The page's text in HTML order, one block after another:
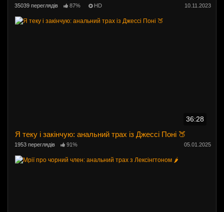
35039 переглядів 87% HD 10.11.2023
36:28
Я теку і закінчую: анальний трах із Джессі Поні 🍑
1953 переглядів 91% 05.01.2025